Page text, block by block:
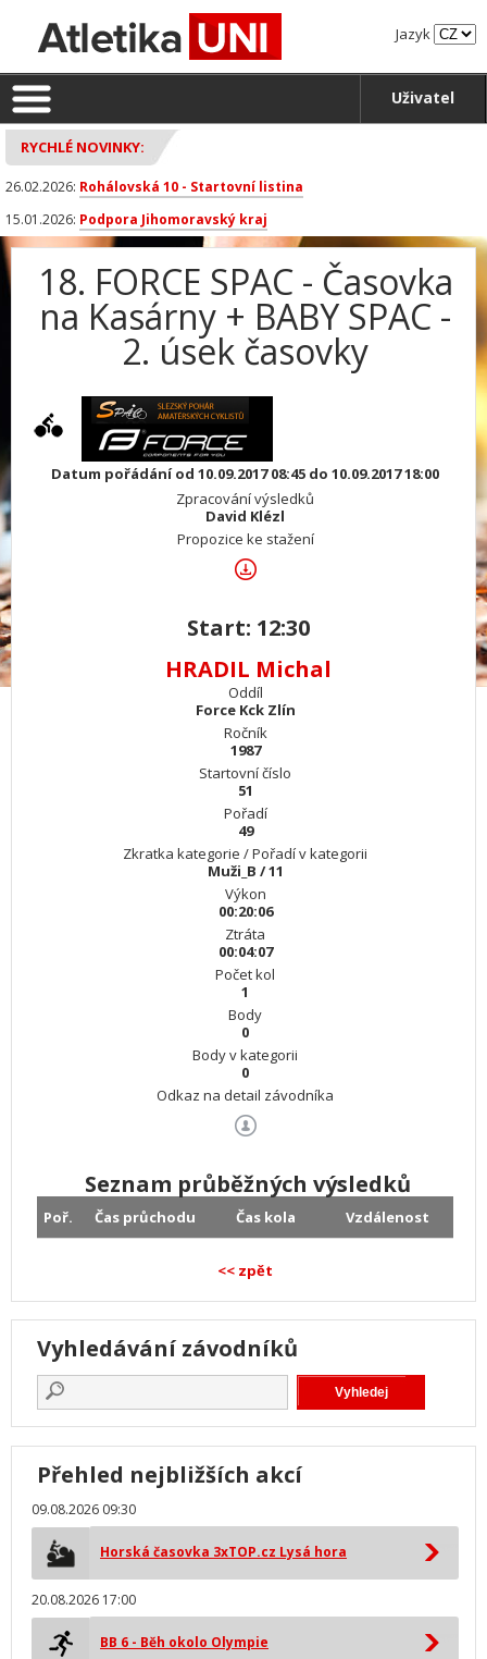
Jazyk
Uživatel
RYCHLÉ NOVINKY:
26.02.2026: Rohálovská 10 - Startovní listina
15.01.2026: Podpora Jihomoravský kraj
18. FORCE SPAC - Časovka
na Kasárny + BABY SPAC -
2. úsek časovky
Datum pořádání od 10.09.2017 08:45 do 10.09.2017 18:00
Zpracování výsledků
David Klézl
Propozice ke stažení
Start: 12:30
HRADIL Michal
Oddíl
Force Kck Zlín
Ročník
1987
Startovní číslo
51
Pořadí
49
Zkratka kategorie / Pořadí v kategorii
Muži_B / 11
Výkon
00:20:06
Ztráta
00:04:07
Počet kol
1
Body
0
Body v kategorii
0
Odkaz na detail závodníka
Seznam průběžných výsledků
Poř. Čas průchodu Čas kola Vzdálenost
<< zpět
Vyhledávání závodníků
Přehled nejbližších akcí
09.08.2026 09:30
Horská časovka 3xTOP.cz Lysá hora
20.08.2026 17:00
BB 6 - Běh okolo Olympie